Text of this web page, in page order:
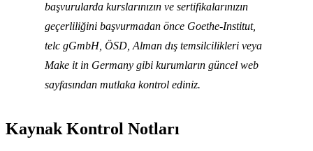
başvurularda kurslarınızın ve sertifikalarınızın
geçerliliğini başvurmadan önce Goethe-Institut,
telc gGmbH, ÖSD, Alman dış temsilcilikleri veya
Make it in Germany gibi kurumların güncel web
sayfasından mutlaka kontrol ediniz.
Kaynak Kontrol Notları